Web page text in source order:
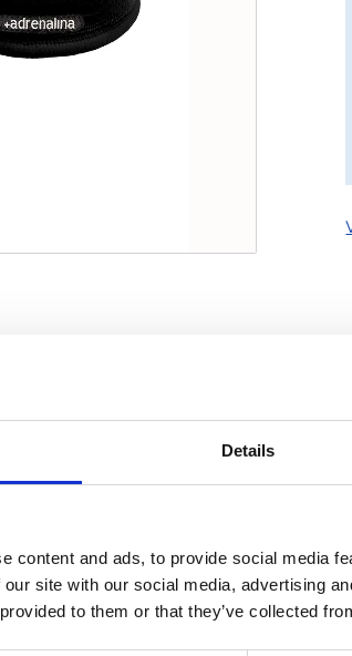
Details
content and ads, to provide social media
site with our social media, advertising
to them or that they’ve collected
till tjejer. Bra
modell består av en
knä maximalt.
söker korta och bra